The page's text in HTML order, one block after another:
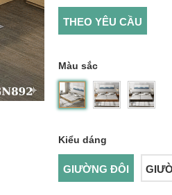
THEO YÊU CẦU
Màu sắc
Kiểu dáng
GIƯỜNG ĐÔI